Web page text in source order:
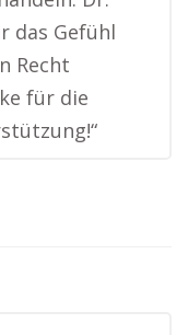
das Gefühl
Recht
für die